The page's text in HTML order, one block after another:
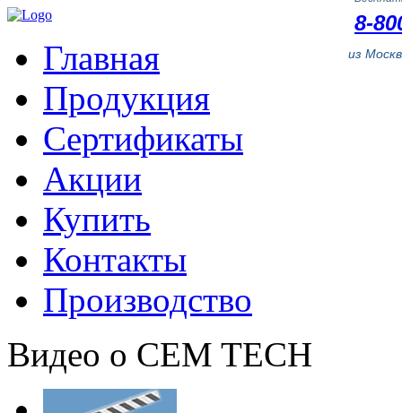
8-
из
Главная
Продукция
Сертификаты
Акции
Купить
Контакты
Производство
Видео о CEM TECH